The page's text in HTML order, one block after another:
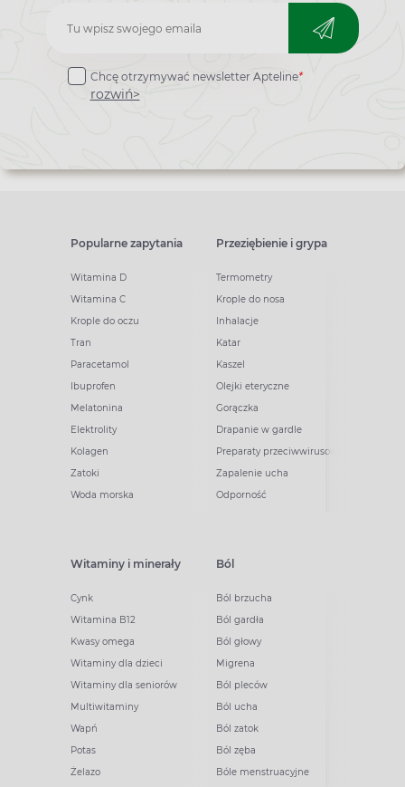
Zapisz
do
newslettera
Chcę otrzymywać newsletter Apteline*
rozwiń>
Popularne zapytania
Witamina D
Witamina C
Krople do oczu
Tran
Paracetamol
Ibuprofen
Melatonina
Elektrolity
Kolagen
Zatoki
Woda morska
Przeziębienie i grypa
Termometry
Krople do nosa
Inhalacje
Katar
Kaszel
Olejki eteryczne
Gorączka
Drapanie w gardle
Preparaty przeciwwirusowe
Zapalenie ucha
Odporność
Witaminy i minerały
Cynk
Witamina B12
Kwasy omega
Witaminy dla dzieci
Witaminy dla seniorów
Multiwitaminy
Wapń
Potas
Żelazo
Ból
Ból brzucha
Ból gardła
Ból głowy
Migrena
Ból pleców
Ból ucha
Ból zatok
Ból zęba
Bóle menstruacyjne